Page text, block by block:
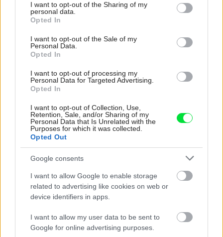
not limited to your visit or usage behaviour. You may click to
grant or deny consent to Google and its third-party tags to
use your data for below specified purposes in below Google
consent section.
I want to opt-out of the Sharing of my
personal data.
Opted In
I want to opt-out of the Sale of my
Personal Data.
Opted In
I want to opt-out of processing my
Personal Data for Targeted Advertising.
Opted In
I want to opt-out of Collection, Use,
Retention, Sale, and/or Sharing of my
Personal Data that Is Unrelated with the
Purposes for which it was collected.
Opted Out
Google consents
I want to allow Google to enable storage
related to advertising like cookies on web or
device identifiers in apps.
I want to allow my user data to be sent to
Google for online advertising purposes.
Zdroj: PR článok spoločnosti KALYPSO SK, spol. s r.o.
Kategória: Okná